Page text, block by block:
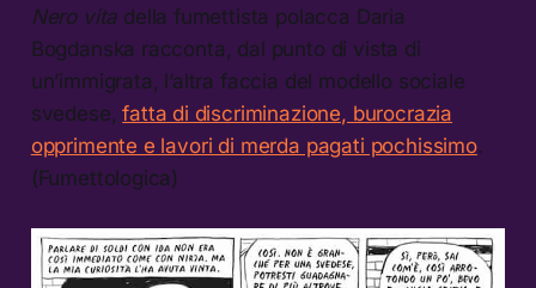
Nero vita della fumettista polacca Daria
Bogdanska racconta, dal punto di vista di
un’immigrata, l’altra faccia del modello sociale
svedese,fatta di discriminazione, burocrazia
opprimente e lavori di merda pagati pochissimo.
(Fumettologica)